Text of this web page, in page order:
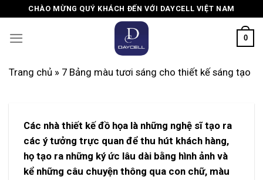
content
CHÀO MỪNG QUÝ KHÁCH ĐẾN VỚI DAYCELL VIỆT NAM
0
Trang chủ » 7 Bảng màu tươi sáng cho thiết kế sáng tạo
Các nhà thiết kế đồ họa là những nghệ sĩ tạo ra
các ý tưởng trực quan để thu hút khách hàng,
họ tạo ra những ký ức lâu dài bằng hình ảnh và
kể những câu chuyện thông qua con chữ, màu